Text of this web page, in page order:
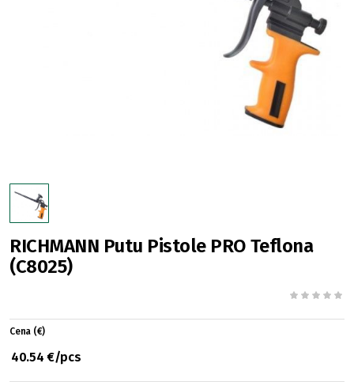
RICHMANN Putu Pistole PRO Teflona
(C8025)
Cena (€)
40.54 €/pcs